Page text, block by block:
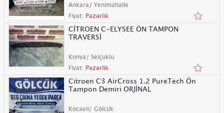
Ankara/ Yenimahalle
Fiyat: Pazarlık
CİTROEN C-ELYSEE ÖN TAMPON
TRAVERSİ
Konya/ Selçuklu
Fiyat: Pazarlık
Citroen C3 AirCross 1.2 PureTech Ön
Tampon Demiri ORJİNAL
Kocaeli/ Gölcük